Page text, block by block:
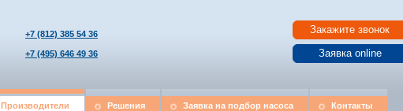
+7 (812) 385 54 36
+7 (495) 646 49 36
Закажите звонок
Заявка online
Производители Решения Заявка на подбор насоса Контакты